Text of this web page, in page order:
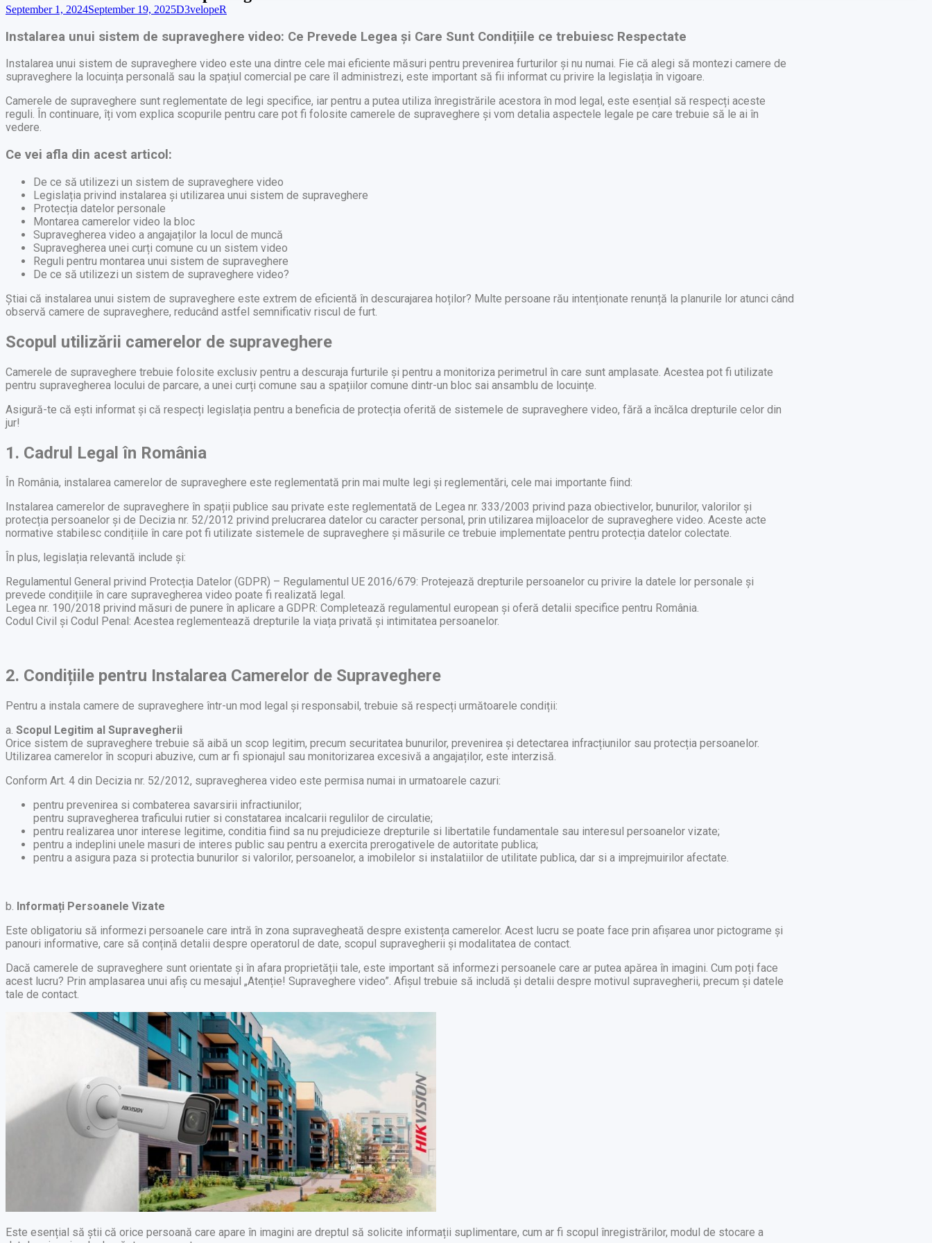
September 1, 2024September 19, 2025D3velopeR
Instalarea unui sistem de supraveghere video: Ce Prevede Legea și Care Sunt Condițiile ce trebuiesc Respectate
Instalarea unui sistem de supraveghere video este una dintre cele mai eficiente măsuri pentru prevenirea furturilor și nu numai. Fie că alegi să montezi camere de
supraveghere la locuința personală sau la spațiul comercial pe care îl administrezi, este important să fii informat cu privire la legislația în vigoare.
Camerele de supraveghere sunt reglementate de legi specifice, iar pentru a putea utiliza înregistrările acestora în mod legal, este esențial să respecți aceste
reguli. În continuare, îți vom explica scopurile pentru care pot fi folosite camerele de supraveghere și vom detalia aspectele legale pe care trebuie să le ai în
vedere.
Ce vei afla din acest articol:
De ce să utilizezi un sistem de supraveghere video
Legislația privind instalarea și utilizarea unui sistem de supraveghere
Protecția datelor personale
Montarea camerelor video la bloc
Supravegherea video a angajaților la locul de muncă
Supravegherea unei curți comune cu un sistem video
Reguli pentru montarea unui sistem de supraveghere
De ce să utilizezi un sistem de supraveghere video?
Știai că instalarea unui sistem de supraveghere este extrem de eficientă în descurajarea hoților? Multe persoane rău intenționate renunță la planurile lor atunci când
observă camere de supraveghere, reducând astfel semnificativ riscul de furt.
Scopul utilizării camerelor de supraveghere
Camerele de supraveghere trebuie folosite exclusiv pentru a descuraja furturile și pentru a monitoriza perimetrul în care sunt amplasate. Acestea pot fi utilizate
pentru supravegherea locului de parcare, a unei curți comune sau a spațiilor comune dintr-un bloc sai ansamblu de locuințe.
Asigură-te că ești informat și că respecți legislația pentru a beneficia de protecția oferită de sistemele de supraveghere video, fără a încălca drepturile celor din
jur!
1. Cadrul Legal în România
În România, instalarea camerelor de supraveghere este reglementată prin mai multe legi și reglementări, cele mai importante fiind:
Instalarea camerelor de supraveghere în spații publice sau private este reglementată de Legea nr. 333/2003 privind paza obiectivelor, bunurilor, valorilor și
protecția persoanelor și de Decizia nr. 52/2012 privind prelucrarea datelor cu caracter personal, prin utilizarea mijloacelor de supraveghere video. Aceste acte
normative stabilesc condițiile în care pot fi utilizate sistemele de supraveghere și măsurile ce trebuie implementate pentru protecția datelor colectate.
În plus, legislația relevantă include și:
Regulamentul General privind Protecția Datelor (GDPR) – Regulamentul UE 2016/679: Protejează drepturile persoanelor cu privire la datele lor personale și
prevede condițiile în care supravegherea video poate fi realizată legal.
Legea nr. 190/2018 privind măsuri de punere în aplicare a GDPR: Completează regulamentul european și oferă detalii specifice pentru România.
Codul Civil și Codul Penal: Acestea reglementează drepturile la viața privată și intimitatea persoanelor.
2. Condițiile pentru Instalarea Camerelor de Supraveghere
Pentru a instala camere de supraveghere într-un mod legal și responsabil, trebuie să respecți următoarele condiții:
a. Scopul Legitim al Supravegherii
Orice sistem de supraveghere trebuie să aibă un scop legitim, precum securitatea bunurilor, prevenirea și detectarea infracțiunilor sau protecția persoanelor.
Utilizarea camerelor în scopuri abuzive, cum ar fi spionajul sau monitorizarea excesivă a angajaților, este interzisă.
Conform Art. 4 din Decizia nr. 52/2012, supravegherea video este permisa numai in urmatoarele cazuri:
pentru prevenirea si combaterea savarsirii infractiunilor;
pentru supravegherea traficului rutier si constatarea incalcarii regulilor de circulatie;
pentru realizarea unor interese legitime, conditia fiind sa nu prejudicieze drepturile si libertatile fundamentale sau interesul persoanelor vizate;
pentru a indeplini unele masuri de interes public sau pentru a exercita prerogativele de autoritate publica;
pentru a asigura paza si protectia bunurilor si valorilor, persoanelor, a imobilelor si instalatiilor de utilitate publica, dar si a imprejmuirilor afectate.
b. Informați Persoanele Vizate
Este obligatoriu să informezi persoanele care intră în zona supravegheată despre existența camerelor. Acest lucru se poate face prin afișarea unor pictograme și
panouri informative, care să conțină detalii despre operatorul de date, scopul supravegherii și modalitatea de contact.
Dacă camerele de supraveghere sunt orientate și în afara proprietății tale, este important să informezi persoanele care ar putea apărea în imagini. Cum poți face
acest lucru? Prin amplasarea unui afiș cu mesajul „Atenție! Supraveghere video”. Afișul trebuie să includă și detalii despre motivul supravegherii, precum și datele
tale de contact.
Este esențial să știi că orice persoană care apare în imagini are dreptul să solicite informații suplimentare, cum ar fi scopul înregistrărilor, modul de stocare a